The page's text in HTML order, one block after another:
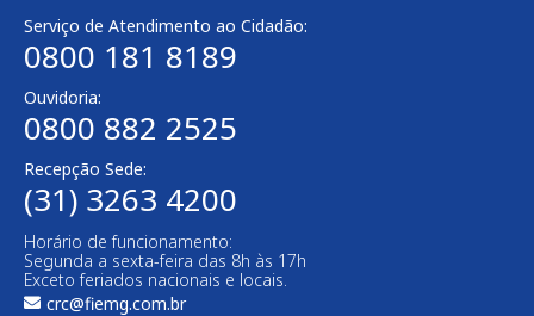
Serviço de Atendimento ao Cidadão:
0800 181 8189
Ouvidoria:
0800 882 2525​
Recepção Sede:
(31) 3263 4200
Horário de funcionamento:
Segunda a sexta-feira das 8h às 17h
Exceto feriados nacionais e locais.
crc@fiemg.com.br